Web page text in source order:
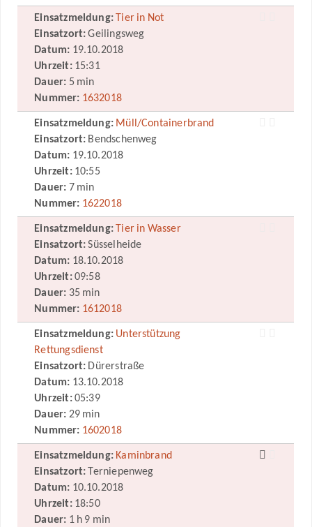
Einsatzmeldung: Tier in Not
Einsatzort:Geilingsweg
Datum: 19.10.2018
Uhrzeit:15:31
Dauer: 5 min
Nummer: 1632018
Einsatzmeldung: Müll/Containerbrand
Einsatzort: Bendschenweg
Datum: 19.10.2018
Uhrzeit:10:55
Dauer: 7 min
Nummer: 1622018
Einsatzmeldung: Tier in Wasser
Einsatzort:Süsselheide
Datum: 18.10.2018
Uhrzeit:09:58
Dauer: 35 min
Nummer: 1612018
Einsatzmeldung: Unterstützung
Rettungsdienst
Einsatzort: Dürerstraße
Datum: 13.10.2018
Uhrzeit:05:39
Dauer: 29 min
Nummer: 1602018
Einsatzmeldung: Kaminbrand
Einsatzort: Terniepenweg
Datum: 10.10.2018
Uhrzeit:18:50
Dauer: 1 h 9 min